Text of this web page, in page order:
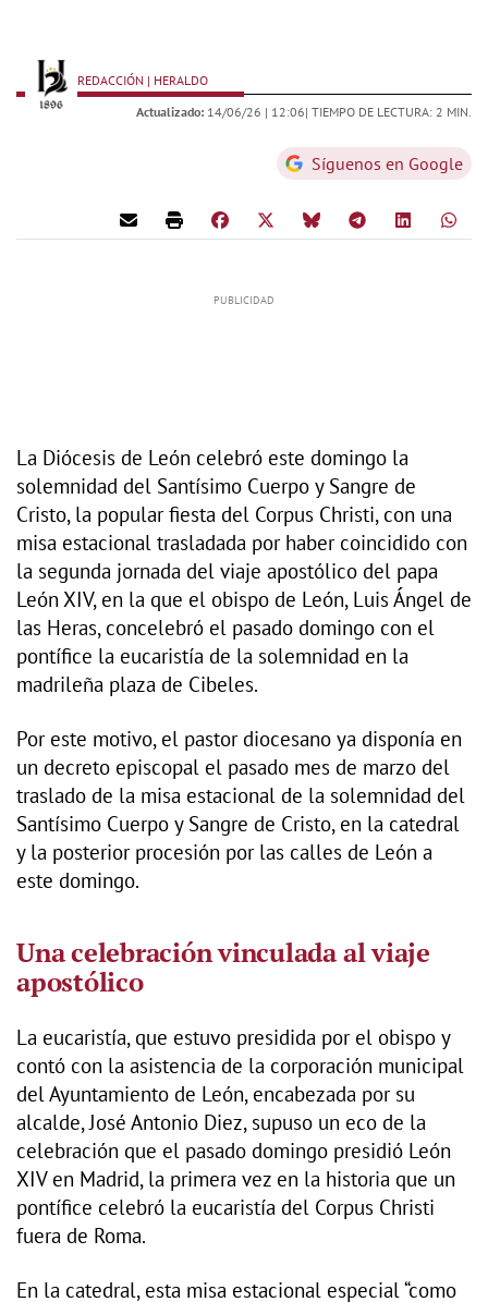
REDACCIÓN | HERALDO
Actualizado: 14/06/26 | 12:06| TIEMPO DE LECTURA: 2 MIN.
Síguenos en Google
La Diócesis de León celebró este domingo la
solemnidad del Santísimo Cuerpo y Sangre de
Cristo, la popular fiesta del Corpus Christi, con una
misa estacional trasladada por haber coincidido con
la segunda jornada del viaje apostólico del papa
León XIV, en la que el obispo de León, Luis Ángel de
las Heras, concelebró el pasado domingo con el
pontífice la eucaristía de la solemnidad en la
madrileña plaza de Cibeles.
Por este motivo, el pastor diocesano ya disponía en
un decreto episcopal el pasado mes de marzo del
traslado de la misa estacional de la solemnidad del
Santísimo Cuerpo y Sangre de Cristo, en la catedral
y la posterior procesión por las calles de León a
este domingo.
Una celebración vinculada al viaje
apostólico
La eucaristía, que estuvo presidida por el obispo y
contó con la asistencia de la corporación municipal
del Ayuntamiento de León, encabezada por su
alcalde, José Antonio Diez, supuso un eco de la
celebración que el pasado domingo presidió León
XIV en Madrid, la primera vez en la historia que un
pontífice celebró la eucaristía del Corpus Christi
fuera de Roma.
En la catedral, esta misa estacional especial “como